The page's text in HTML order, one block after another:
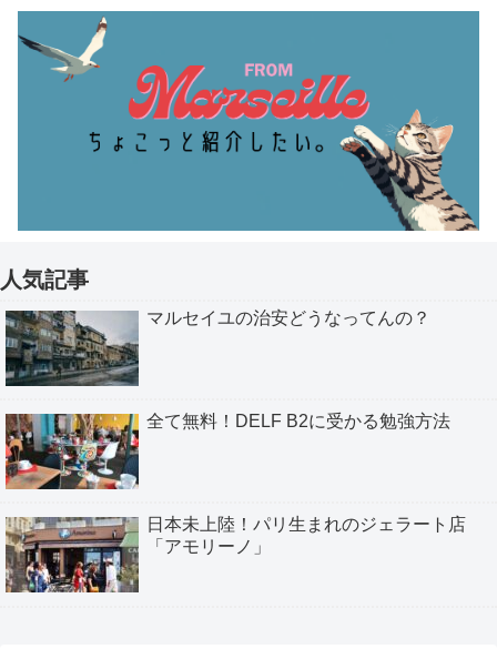
人気記事
マルセイユの治安どうなってんの？
全て無料！DELF B2に受かる勉強方法
日本未上陸！パリ生まれのジェラート店
「アモリーノ」